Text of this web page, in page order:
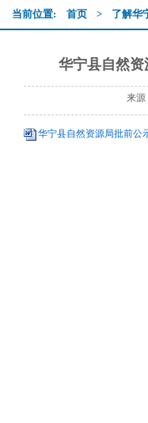
当前位置: 首页 > 了解华
华宁县自然
来源
华宁县自然资源局批前公